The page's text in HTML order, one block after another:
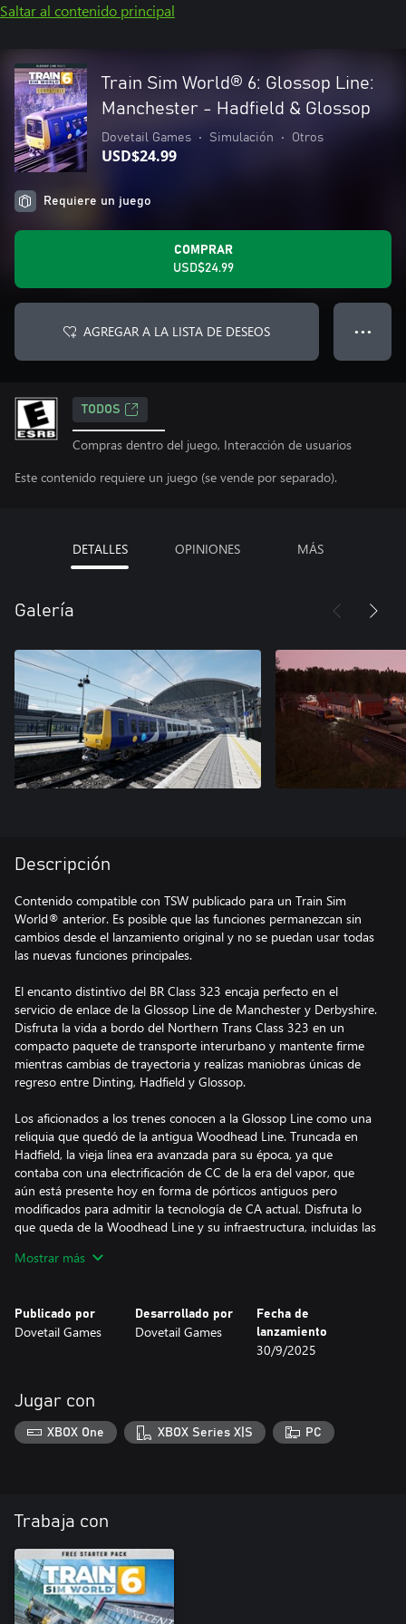
Saltar al contenido principal
Train Sim World® 6: Glossop Line:
Manchester - Hadfield & Glossop
Dovetail Games • Simulación • Otros
USD$24.99
Requiere un juego
COMPRAR
USD$24.99
AGREGAR A LA LISTA DE DESEOS ● ● ●
TODOS
Compras dentro del juego, Interacción de usuarios
Este contenido requiere un juego (se vende por separado).
DETALLES OPINIONES MÁS
Galería
Descripción
Contenido compatible con TSW publicado para un Train Sim
World® anterior. Es posible que las funciones permanezcan sin
cambios desde el lanzamiento original y no se puedan usar todas
las nuevas funciones principales.
El encanto distintivo del BR Class 323 encaja perfecto en el
servicio de enlace de la Glossop Line de Manchester y Derbyshire.
Disfruta la vida a bordo del Northern Trans Class 323 en un
compacto paquete de transporte interurbano y mantente firme
mientras cambias de trayectoria y realizas maniobras únicas de
regreso entre Dinting, Hadfield y Glossop.
Los aficionados a los trenes conocen a la Glossop Line como una
reliquia que quedó de la antigua Woodhead Line. Truncada en
Hadfield, la vieja línea era avanzada para su época, ya que
contaba con una electrificación de CC de la era del vapor, que
aún está presente hoy en forma de pórticos antiguos pero
modificados para admitir la tecnología de CA actual. Disfruta lo
que queda de la Woodhead Line y su infraestructura, incluidas las
Mostrar más
Publicado por
Dovetail Games
Desarrollado por
Dovetail Games
Fecha de
lanzamiento
30/9/2025
Jugar con
XBOX One XBOX Series X|S PC
Trabaja con